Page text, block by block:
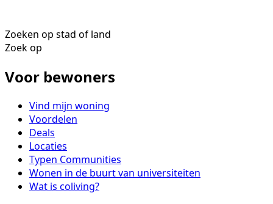
Zoeken op stad of land
Zoek op
Voor bewoners
Vind mijn woning
Voordelen
Deals
Locaties
Typen Communities
Wonen in de buurt van universiteiten
Wat is coliving?